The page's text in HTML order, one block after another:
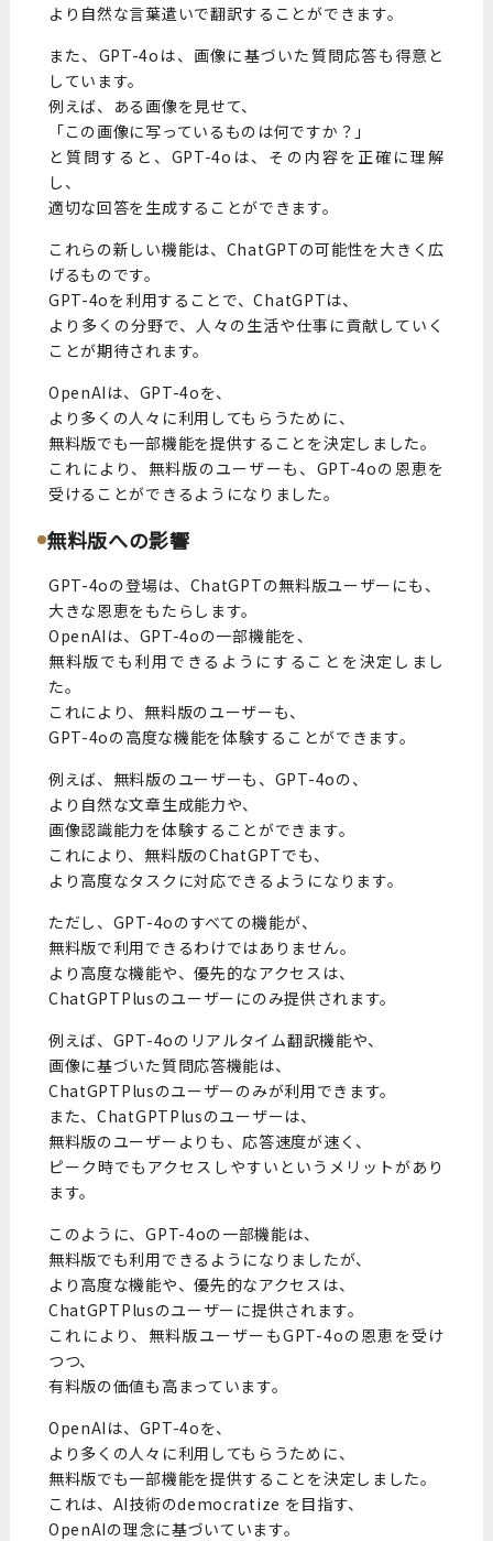
より自然な言葉遣いで翻訳することができます。
また、GPT-4oは、画像に基づいた質問応答も得意と
しています。
例えば、ある画像を見せて、
「この画像に写っているものは何ですか？」
と質問すると、GPT-4oは、その内容を正確に理解
し、
適切な回答を生成することができます。
これらの新しい機能は、ChatGPTの可能性を大きく広
げるものです。
GPT-4oを利用することで、ChatGPTは、
より多くの分野で、人々の生活や仕事に貢献していく
ことが期待されます。
OpenAIは、GPT-4oを、
より多くの人々に利用してもらうために、
無料版でも一部機能を提供することを決定しました。
これにより、無料版のユーザーも、GPT-4oの恩恵を
受けることができるようになりました。
無料版への影響
GPT-4oの登場は、ChatGPTの無料版ユーザーにも、
大きな恩恵をもたらします。
OpenAIは、GPT-4oの一部機能を、
無料版でも利用できるようにすることを決定しまし
た。
これにより、無料版のユーザーも、
GPT-4oの高度な機能を体験することができます。
例えば、無料版のユーザーも、GPT-4oの、
より自然な文章生成能力や、
画像認識能力を体験することができます。
これにより、無料版のChatGPTでも、
より高度なタスクに対応できるようになります。
ただし、GPT-4oのすべての機能が、
無料版で利用できるわけではありません。
より高度な機能や、優先的なアクセスは、
ChatGPTPlusのユーザーにのみ提供されます。
例えば、GPT-4oのリアルタイム翻訳機能や、
画像に基づいた質問応答機能は、
ChatGPTPlusのユーザーのみが利用できます。
また、ChatGPTPlusのユーザーは、
無料版のユーザーよりも、応答速度が速く、
ピーク時でもアクセスしやすいというメリットがあり
ます。
このように、GPT-4oの一部機能は、
無料版でも利用できるようになりましたが、
より高度な機能や、優先的なアクセスは、
ChatGPTPlusのユーザーに提供されます。
これにより、無料版ユーザーもGPT-4oの恩恵を受け
つつ、
有料版の価値も高まっています。
OpenAIは、GPT-4oを、
より多くの人々に利用してもらうために、
無料版でも一部機能を提供することを決定しました。
これは、AI技術のdemocratize を目指す、
OpenAIの理念に基づいています。